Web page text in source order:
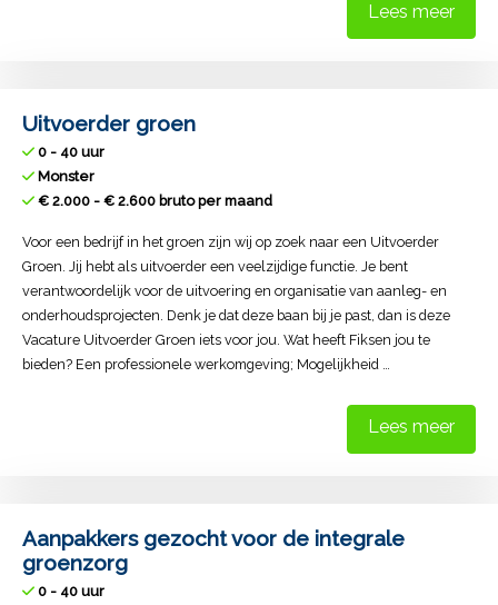
Lees meer
Uitvoerder groen
0 - 40 uur
Monster
€ 2.000 - € 2.600 bruto per maand
Voor een bedrijf in het groen zijn wij op zoek naar een Uitvoerder
Groen. Jij hebt als uitvoerder een veelzijdige functie. Je bent
verantwoordelijk voor de uitvoering en organisatie van aanleg- en
onderhoudsprojecten. Denk je dat deze baan bij je past, dan is deze
Vacature Uitvoerder Groen iets voor jou. Wat heeft Fiksen jou te
bieden? Een professionele werkomgeving; Mogelijkheid …
Lees meer
Aanpakkers gezocht voor de integrale
groenzorg
0 - 40 uur